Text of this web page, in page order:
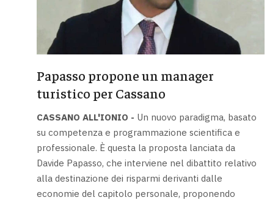
Papasso propone un manager
turistico per Cassano
CASSANO ALL'IONIO - Un nuovo paradigma, basato
su competenza e programmazione scientifica e
professionale. È questa la proposta lanciata da
Davide Papasso, che interviene nel dibattito relativo
alla destinazione dei risparmi derivanti dalle
economie del capitolo personale, proponendo